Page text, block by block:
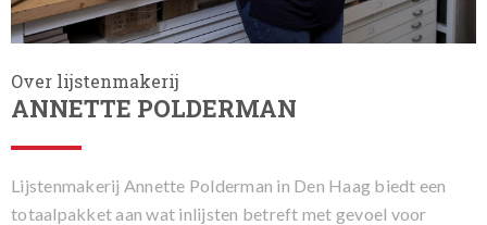
Over lijstenmakerij
ANNETTE POLDERMAN
Lijstenmakerij Annette Polderman in Den Haag biedt een
totaalpakket aan wat inlijsten betreft met gevoel voor